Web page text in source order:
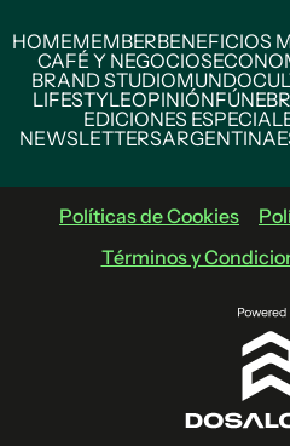
HOMEMEMBERBENEFICIOS
CAFÉ Y NEGOCIOS
BRAND STUDIOMUNDO
LIFESTYLEOPINIÓN
EDICIONES
NEWSLETTERSARGENTINA
Políticas de Cookies
Términos y